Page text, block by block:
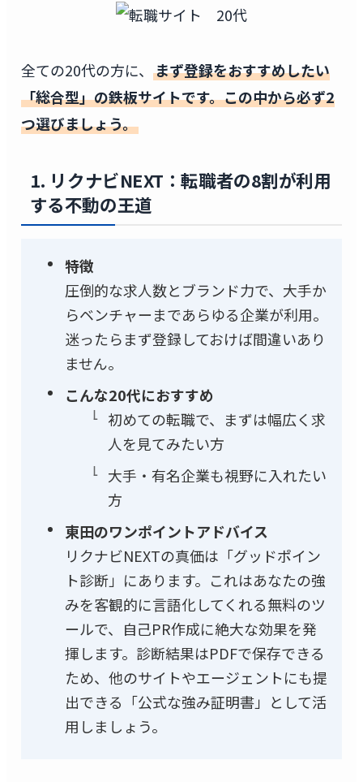
全ての20代の方に、 まず登録をおすすめしたい
「総合型」の鉄板サイトです。この中から必ず2
つ選びましょう。
1. リクナビNEXT：転職者の8割が利用
する不動の王道
特徴
圧倒的な求人数とブランド力で、大手か
らベンチャーまであらゆる企業が利用。
迷ったらまず登録しておけば間違いあり
ません。
こんな20代におすすめ
初めての転職で、まずは幅広く求
人を見てみたい方
大手・有名企業も視野に入れたい
方
東田のワンポイントアドバイス
リクナビNEXTの真価は「グッドポイン
ト診断」にあります。これはあなたの強
みを客観的に言語化してくれる無料のツ
ールで、自己PR作成に絶大な効果を発
揮します。診断結果はPDFで保存できる
ため、他のサイトやエージェントにも提
出できる「公式な強み証明書」として活
用しましょう。